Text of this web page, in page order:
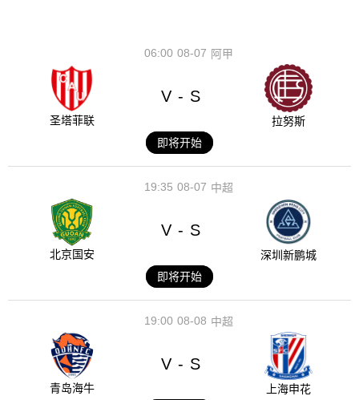
08-07
06:00 阿甲
圣塔菲联
V - S
拉努斯
即将开始
08-07
19:35 中超
北京国安
V - S
深圳新鹏城
即将开始
08-08
19:00 中超
青岛海牛
V - S
上海申花